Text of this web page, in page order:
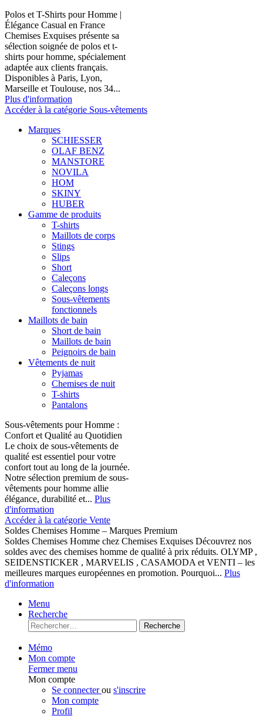
Polos et T-Shirts pour Homme |
Élégance Casual en France
Chemises Exquises présente sa
sélection soignée de polos et t-
shirts pour homme, spécialement
adaptée aux clients français.
Disponibles à Paris, Lyon,
Marseille et Toulouse, nos 34...
Plus d'information
Accéder à la catégorie Sous-vêtements
Marques
SCHIESSER
OLAF BENZ
MANSTORE
NOVILA
HOM
SKINY
HUBER
Gamme de produits
T-shirts
Maillots de corps
Stings
Slips
Short
Caleçons
Caleçons longs
Sous-vêtements
fonctionnels
Maillots de bain
Short de bain
Maillots de bain
Peignoirs de bain
Vêtements de nuit
Pyjamas
Chemises de nuit
T-shirts
Pantalons
Sous-vêtements pour Homme :
Confort et Qualité au Quotidien
Le choix de sous-vêtements de
qualité est essentiel pour votre
confort tout au long de la journée.
Notre sélection premium de sous-
vêtements pour homme allie
élégance, durabilité et... Plus
d'information
Accéder à la catégorie Vente
Soldes Chemises Homme – Marques Premium
Soldes Chemises Homme chez Chemises Exquises Découvrez nos
soldes avec des chemises homme de qualité à prix réduits. OLYMP ,
SEIDENSTICKER , MARVELIS , CASAMODA et VENTI – les
meilleures marques européennes en promotion. Pourquoi... Plus
d'information
Menu
Recherche
Recherche
Mémo
Mon compte
Fermer menu
Mon compte
Se connecterou s'inscrire
Mon compte
Profil